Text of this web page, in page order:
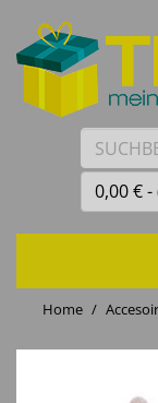
0,00 € -
Home